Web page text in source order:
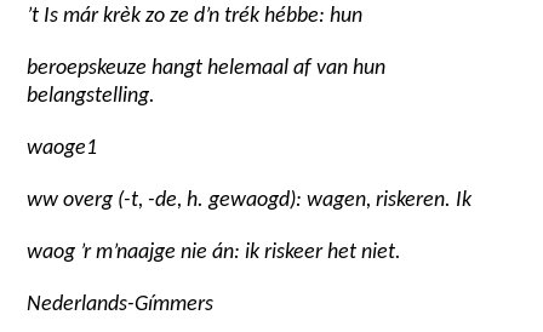
’t Is már krèk zo ze d’n trék hébbe: hun
beroepskeuze hangt helemaal af van hun
belangstelling.
waoge1
ww overg (-t, -de, h. gewaogd): wagen, riskeren. Ik
waog ’r m’naajge nie án: ik riskeer het niet.
Nederlands-Gímmers